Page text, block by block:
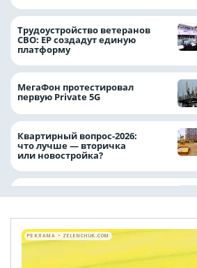
Трудоустройство ветеранов
СВО: ЕР создадут единую
платформу
МегаФон протестировал
первую Private 5G
Квартирный вопрос-2026:
что лучше — вторичка
или новостройка?
РЕКЛАМА • ZELENCHUK.COM